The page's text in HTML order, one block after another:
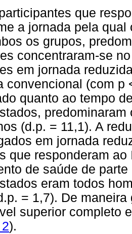
que
a jornada pela
os grupos,
concentraram-se
em jornada
convencional (com p
quanto ao tempo
(d.p. = 11,1). A
em jornada
que responderam
de saúde de
eram todos
= 1,7). De
superior completo
).